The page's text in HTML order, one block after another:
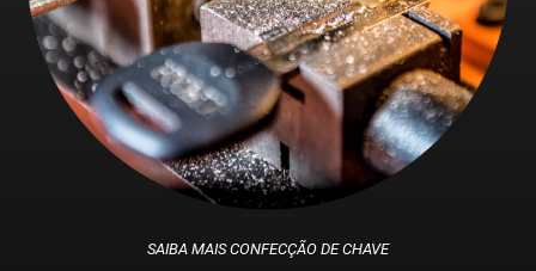
SAIBA MAIS CONFECÇÃO DE CHAVE